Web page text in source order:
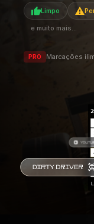
Limpo
e muito mais...
PRO Marcações